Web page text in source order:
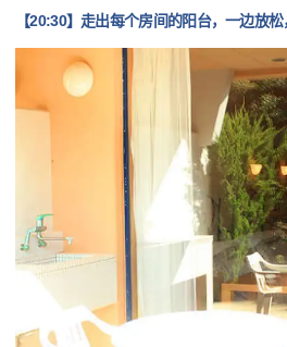
【20:30】走出每个房间的阳台，一边放松